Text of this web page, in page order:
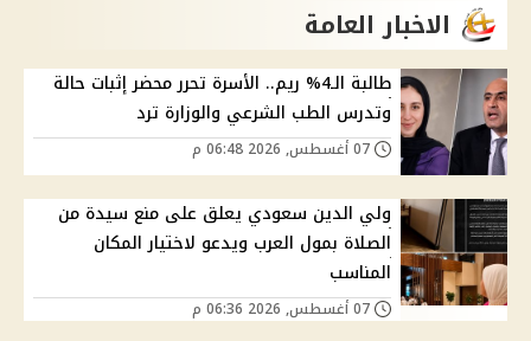
الاخبار العامة
طالبة الـ4% ريم.. الأسرة تحرر محضر إثبات حالة
وتدرس الطب الشرعي والوزارة ترد
ولي الدين سعودي يعلق على منع سيدة من
الصلاة بمول العرب ويدعو لاختيار المكان
المناسب